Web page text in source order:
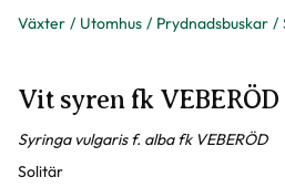
Växter Utomhus Prydnadsbuskar
Vit syren fk VEBERÖD
Syringa vulgaris f. alba fk VEBERÖD
Solitär